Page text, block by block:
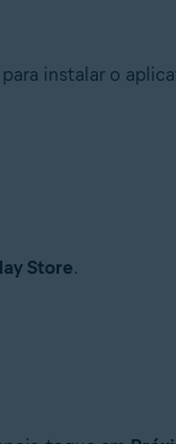
instalar o
Store.